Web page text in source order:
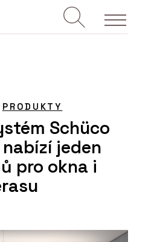
PRODUKTY
Schüco
jeden
pro okna i